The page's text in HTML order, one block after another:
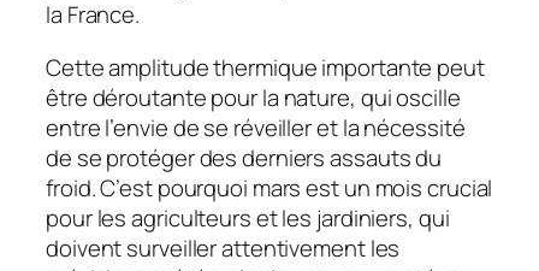
la France.
Cette amplitude thermique importante peut
être déroutante pour la nature, qui oscille
entre l’envie de se réveiller et la nécessité
de se protéger des derniers assauts du
froid. C’est pourquoi mars est un mois crucial
pour les agriculteurs et les jardiniers, qui
doivent surveiller attentivement les